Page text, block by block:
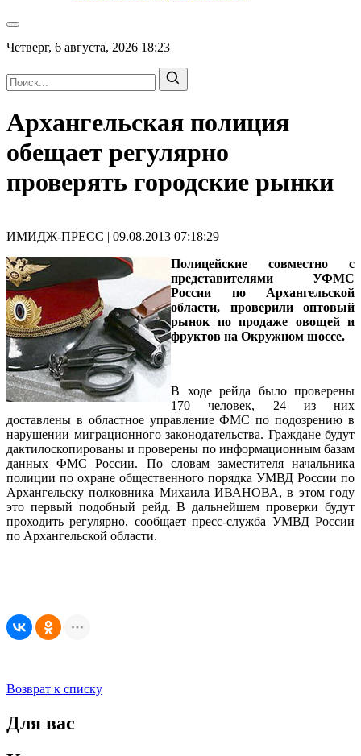
Четверг, 6 августа, 2026 18:23
Архангельская полиция
обещает регулярно
проверять городские рынки
ИМИДЖ-ПРЕСС | 09.08.2013 07:18:29
Полицейские совместно с
представителями УФМС
России по Архангельской
области, проверили оптовый
рынок по продаже овощей и
фруктов на Окружном шоссе.
В ходе рейда было проверены
170 человек, 24 из них
доставлены в областное управление ФМС по подозрению в
нарушении миграционного законодательства. Граждане будут
дактилоскопированы и проверены по информационным базам
данных ФМС России. По словам заместителя начальника
полиции по охране общественного порядка УМВД России по
Архангельску полковника Михаила ИВАНОВА, в этом году
это первый подобный рейд. В дальнейшем проверки будут
проходить регулярно, сообщает пресс-служба УМВД России
по Архангельской области.
Возврат к списку
Для вас